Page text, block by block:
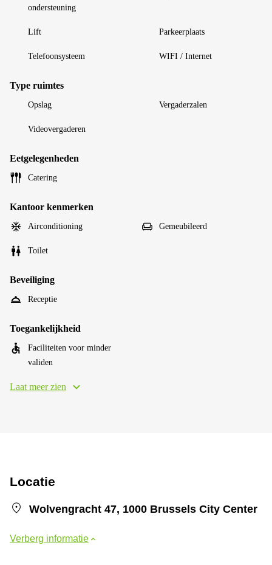
ondersteuning
Lift Parkeerplaats
Telefoonsysteem WIFI / Internet
Type ruimtes
Opslag Vergaderzalen
Videovergaderen
Eetgelegenheden
Catering
Kantoor kenmerken
Airconditioning Gemeubileerd
Toilet
Beveiliging
Receptie
Toegankelijkheid
Faciliteiten voor minder
validen
Laat meer zien
Locatie
Wolvengracht 47, 1000 Brussels City Center
Verberg informatie